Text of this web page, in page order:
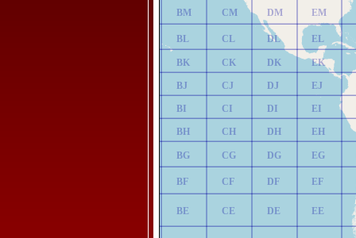
BE
BF
BG
BH
BI
BJ
BK
BL
BM
CE
CF
CG
CH
CI
CJ
CK
CL
CM
DE
DF
DG
DH
DI
DJ
DK
DL
DM
EE
EF
EG
EH
EI
EJ
EK
EL
EM